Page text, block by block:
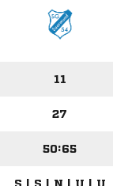
11
27
50:65
S | S | N | U | U